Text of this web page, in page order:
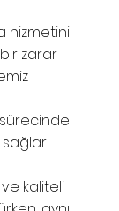
hizmetini
bir zarar
kaliteli